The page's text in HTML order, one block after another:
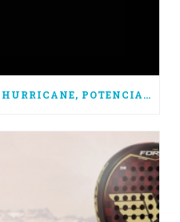
NUEVA WINGPADEL AIR HURRICANE, POTENCIA PURA